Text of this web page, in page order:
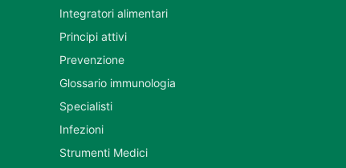
Integratori alimentari
Principi attivi
Prevenzione
Glossario immunologia
Specialisti
Infezioni
Strumenti Medici